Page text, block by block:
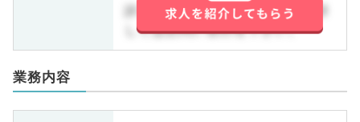
詳しくはお問い合わせ下さい。詳
しくはお問い合わせ下さい。
業務内容